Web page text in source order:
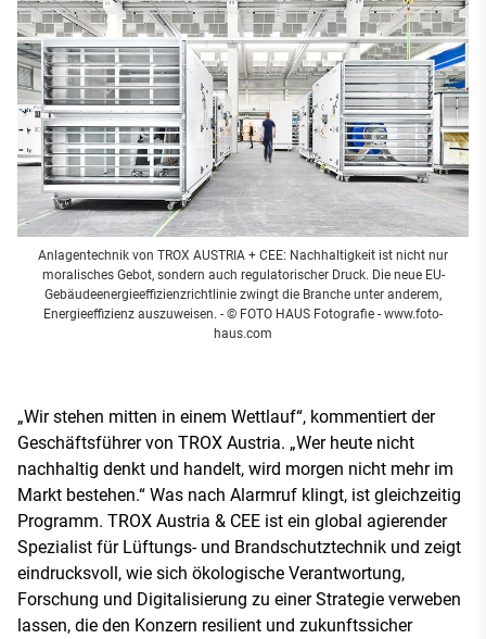
Anlagentechnik von TROX AUSTRIA + CEE: Nachhaltigkeit ist nicht nur
moralisches Gebot, sondern auch regulatorischer Druck. Die neue EU-
Gebäudeenergieeffizienzrichtlinie zwingt die Branche unter anderem,
Energieeffizienz auszuweisen. - © FOTO HAUS Fotografie - www.foto-
haus.com
„Wir stehen mitten in einem Wettlauf“, kommentiert der
Geschäftsführer von TROX Austria. „Wer heute nicht
nachhaltig denkt und handelt, wird morgen nicht mehr im
Markt bestehen.“ Was nach Alarmruf klingt, ist gleichzeitig
Programm. TROX Austria & CEE ist ein global agierender
Spezialist für Lüftungs- und Brandschutztechnik und zeigt
eindrucksvoll, wie sich ökologische Verantwortung,
Forschung und Digitalisierung zu einer Strategie verweben
lassen, die den Konzern resilient und zukunftssicher